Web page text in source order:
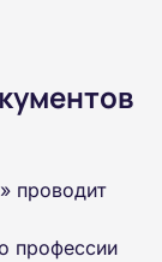
проводит
профессии